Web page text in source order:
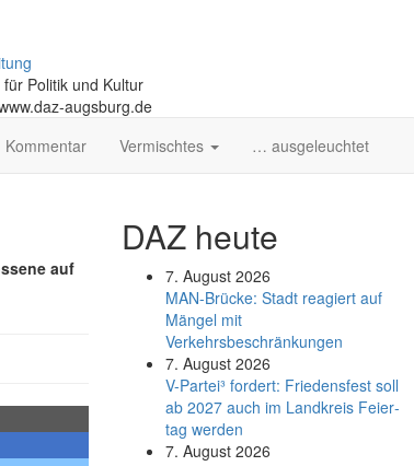
Politik und Kultur
augsburg.de
Kommentar Vermischtes … ausgeleuchtet
auf
DAZ heute
7. August 2026
MAN-Brücke: Stadt reagiert auf
Mängel mit
Verkehrsbeschränkungen
7. August 2026
V-Partei­³ fordert: Friedens­fest soll
ab 2027 auch im Land­kreis Feier­
tag werden
7. August 2026